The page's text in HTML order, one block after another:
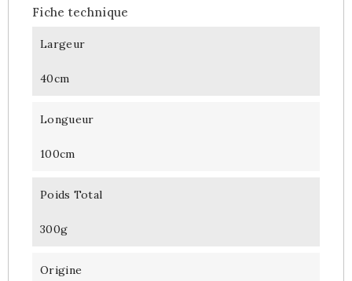
Fiche technique
Largeur
40cm
Longueur
100cm
Poids Total
300g
Origine